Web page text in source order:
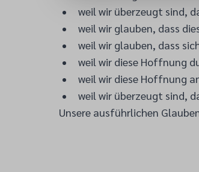
weil wir überzeugt sind,
weil wir glauben, dass
weil wir glauben, dass
weil wir diese Hoffnung
weil wir diese Hoffnung
weil wir überzeugt sind,
Unsere ausführlichen